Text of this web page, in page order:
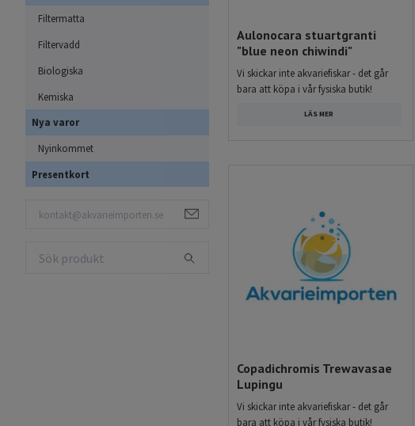
Filtermatta
Filtervadd
Biologiska
Kemiska
Nya varor
Nyinkommet
Presentkort
Aulonocara stuartgranti
"blue neon chiwindi"
Vi skickar inte akvariefiskar - det går
bara att köpa i vår fysiska butik!
LÄS MER
Copadichromis Trewavasae
Lupingu
Vi skickar inte akvariefiskar - det går
bara att köpa i vår fysiska butik!